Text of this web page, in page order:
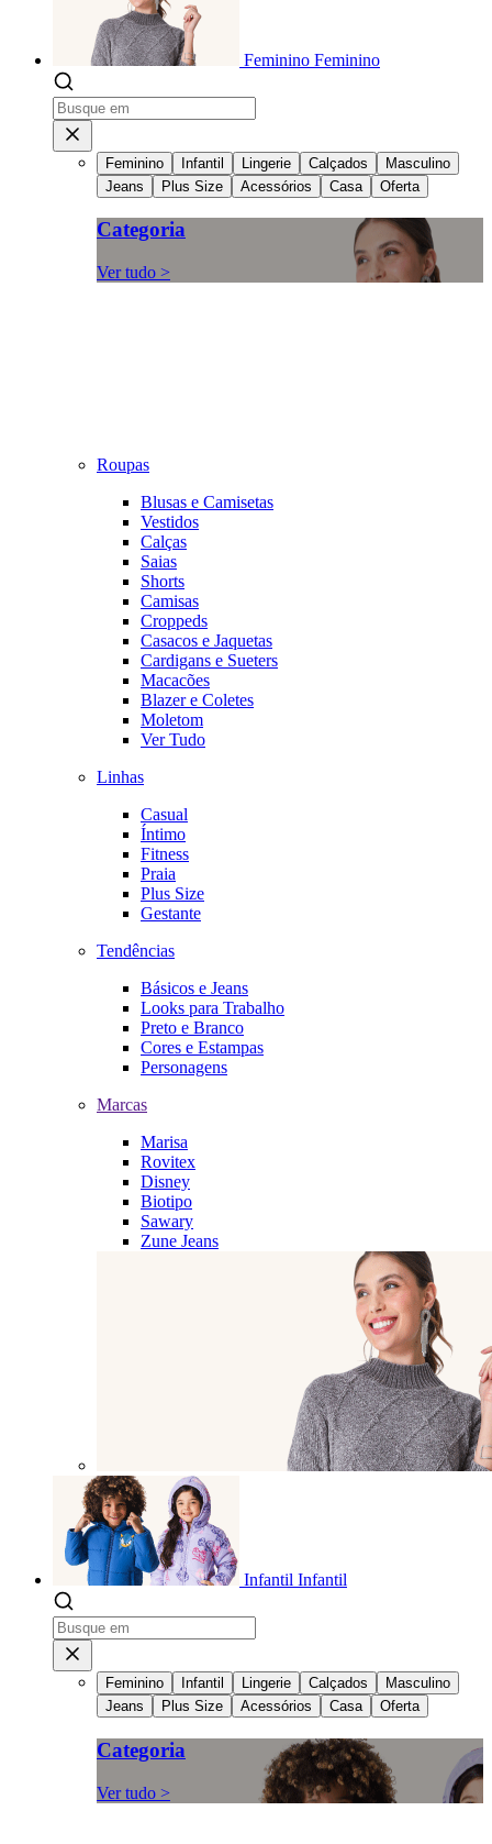
Feminino Feminino
Feminino Infantil Lingerie Calçados
Masculino
Jeans
Plus Size Acessórios Casa Oferta
Categoria
Ver tudo >
Roupas
Blusas e Camisetas
Vestidos
Calças
Saias
Shorts
Camisas
Croppeds
Casacos e Jaquetas
Cardigans e Sueters
Macacões
Blazer e Coletes
Moletom
Ver Tudo
Linhas
Casual
Íntimo
Fitness
Praia
Plus Size
Gestante
Tendências
Básicos e Jeans
Looks para Trabalho
Preto e Branco
Cores e Estampas
Personagens
Marcas
Marisa
Rovitex
Disney
Biotipo
Sawary
Zune Jeans
Infantil Infantil
Feminino Infantil Lingerie Calçados
Masculino
Jeans
Plus Size Acessórios Casa Oferta
Categoria
Ver tudo >